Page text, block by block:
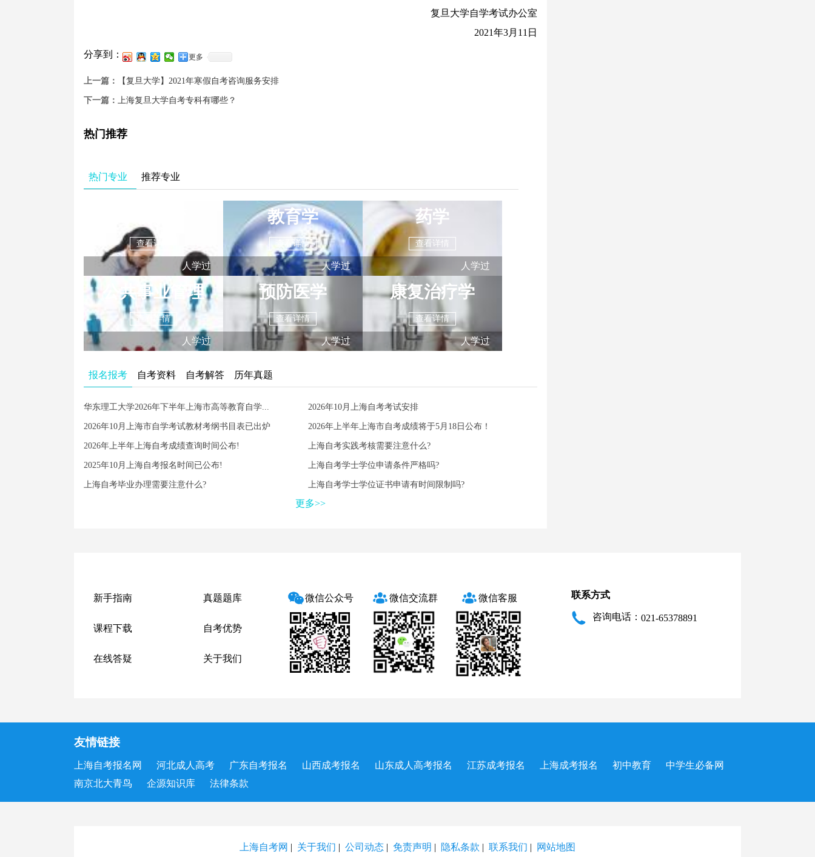
复旦大学自学考试办公室
2021年3月11日
分享到： 更多
上一篇： 【复旦大学】2021年寒假自考咨询服务安排
下一篇： 上海复旦大学自考专科有哪些？
热门推荐
热门专业 推荐专业
查看详情
人学过
教育学
查看详情
人学过
药学
查看详情
人学过
公共事业管理
查看详情
人学过
预防医学
查看详情
人学过
康复治疗学
查看详情
人学过
报名报考 自考资料 自考解答 历年真题
华东理工大学2026年下半年上海市高等教育自学... 2026年10月上海自考考试安排
2026年10月上海市自学考试教材考纲书目表已出炉 2026年上半年上海市自考成绩将于5月18日公布！
2026年上半年上海自考成绩查询时间公布! 上海自考实践考核需要注意什么?
2025年10月上海自考报名时间已公布! 上海自考学士学位申请条件严格吗?
上海自考毕业办理需要注意什么? 上海自考学士学位证书申请有时间限制吗?
更多>>
新手指南 真题题库
课程下载 自考优势
在线答疑 关于我们
微信公众号 微信交流群 微信客服 联系方式
咨询电话： 021-65378891
友情链接
上海自考报名网 河北成人高考 广东自考报名 山西成考报名 山东成人高考报名 江苏成考报名 上海成考报名 初中教育
中学生必备网
南京北大青鸟
企源知识库 法律条款
上海自考网 | 关于我们 | 公司动态 | 免责声明 | 隐私条款 | 联系我们 | 网站地图